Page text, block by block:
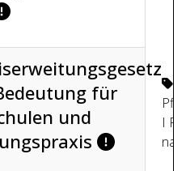
für
und
I